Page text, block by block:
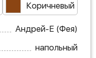
Коричневый
Андрей-Е (Фея)
напольный